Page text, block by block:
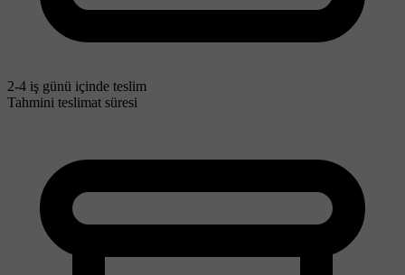
2-4 iş günü içinde teslim
Tahmini teslimat süresi